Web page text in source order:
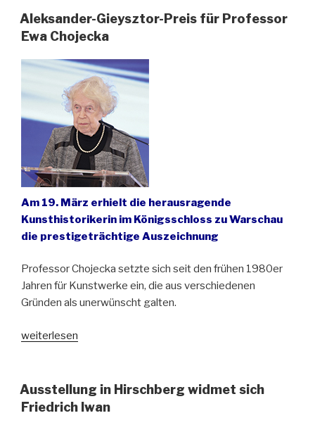
Aleksander-Gieysztor-Preis für Professor
Ewa Chojecka
Am 19. März erhielt die herausragende
Kunsthistorikerin im Königsschloss zu Warschau
die prestigeträchtige Auszeichnung
Professor Chojecka setzte sich seit den frühen 1980er
Jahren für Kunstwerke ein, die aus verschiedenen
Gründen als unerwünscht galten.
„Aleksander-
für
Professor
weiterlesen
Ausstellung in Hirschberg widmet sich
Friedrich Iwan